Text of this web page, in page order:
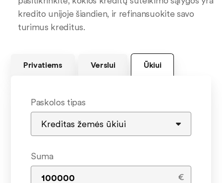
kredito unijoje šiandien, ir refinansuokite savo
turimus kreditus.
Privatiems Verslui Ūkiui
Paskolos tipas
Suma
€